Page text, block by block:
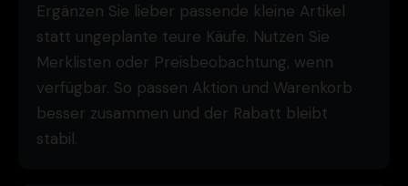
Ergänzen Sie lieber passende kleine Artikel
statt ungeplante teure Käufe. Nutzen Sie
Merklisten oder Preisbeobachtung, wenn
verfügbar. So passen Aktion und Warenkorb
besser zusammen und der Rabatt bleibt
stabil.